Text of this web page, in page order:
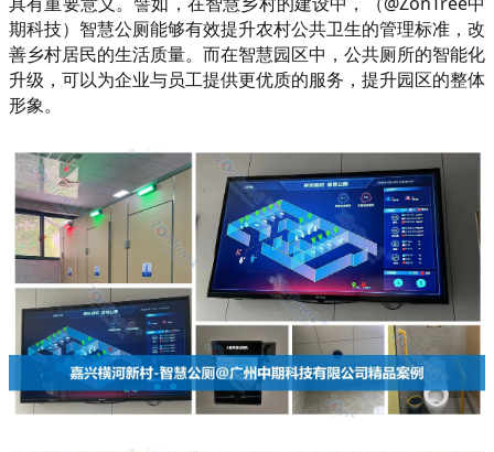
期科技）智慧公厕能够有效提升农村公共卫生的管理标准，改
善乡村居民的生活质量。而在智慧园区中，公共厕所的智能化
升级，可以为企业与员工提供更优质的服务，提升园区的整体
形象。